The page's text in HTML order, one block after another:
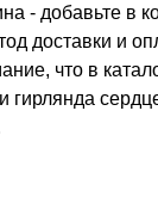
- добавьте в
доставки и
что в
гирлянда